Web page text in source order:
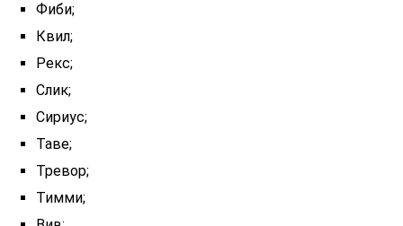
Фиби;
Квил;
Рекс;
Слик;
Сириус;
Таве;
Тревор;
Тимми;